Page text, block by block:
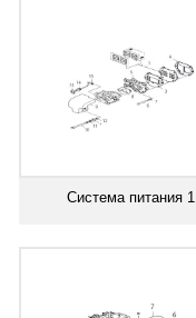
Система питания 1